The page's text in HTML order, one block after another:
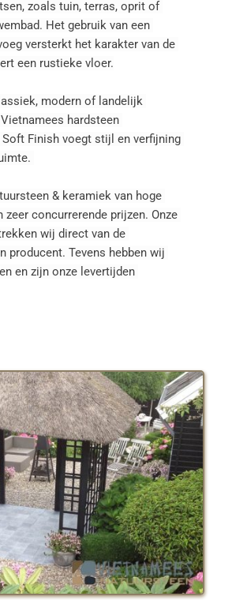
zoals tuin, terras, oprit of
Het gebruik van een
versterkt het karakter van de
een rustieke vloer.
modern of landelijk
hardsteen
Soft Finish voegt stijl en verfijning
& keramiek van hoge
zeer concurrerende prijzen. Onze
wij direct van de
producent. Tevens hebben wij
en zijn onze levertijden